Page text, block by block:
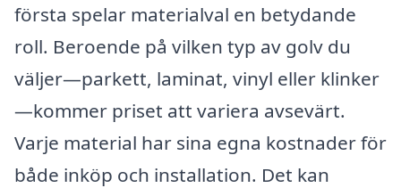
första spelar materialval en betydande
roll. Beroende på vilken typ av golv du
väljer—parkett, laminat, vinyl eller klinker
—kommer priset att variera avsevärt.
Varje material har sina egna kostnader för
både inköp och installation. Det kan